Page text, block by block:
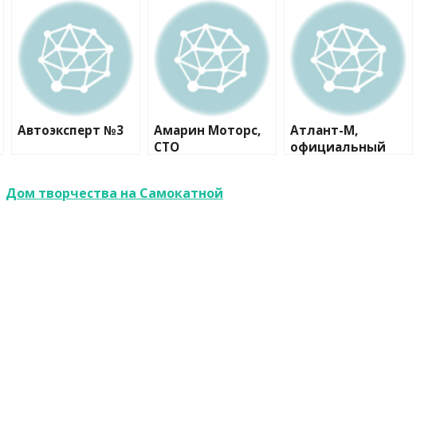
Автоэксперт №3
Амарин Моторс,
СТО
Атлант-М,
официальный
Дом творчества на Самокатной